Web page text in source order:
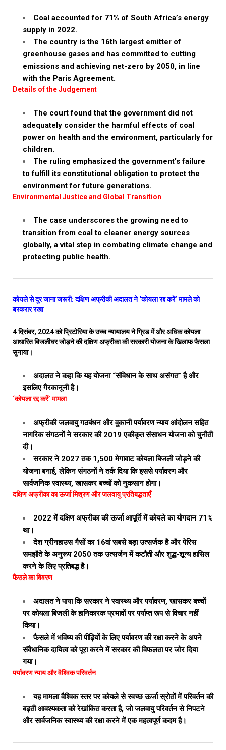
Coal accounted for 71% of South Africa’s energy
supply in 2022.
The country is the 16th largest emitter of
greenhouse gases and has committed to cutting
emissions and achieving net-zero by 2050, in line
with the Paris Agreement.
Details of the Judgement
The court found that the government did not
adequately consider the harmful effects of coal
power on health and the environment, particularly for
children.
The ruling emphasized the government’s failure
to fulfill its constitutional obligation to protect the
environment for future generations.
Environmental Justice and Global Transition
The case underscores the growing need to
transition from coal to cleaner energy sources
globally, a vital step in combating climate change and
protecting public health.
कोयले से दूर जाना जरूरी: दक्षिण अफ्रीकी अदालत ने ‘कोयला रद्द करें’ मामले को
बरकरार रखा
4 दिसंबर, 2024 को प्रिटोरिया के उच्च न्यायालय ने ग्रिड में और अधिक कोयला
आधारित बिजलीघर जोड़ने की दक्षिण अफ्रीका की सरकारी योजना के खिलाफ फैसला
सुनाया।
अदालत ने कहा कि यह योजना “संविधान के साथ असंगत” है और
इसलिए गैरकानूनी है।
‘कोयला रद्द करें’ मामला
अफ्रीकी जलवायु गठबंधन और वुकानी पर्यावरण न्याय आंदोलन सहित
नागरिक संगठनों ने सरकार की 2019 एकीकृत संसाधन योजना को चुनौती
दी।
सरकार ने 2027 तक 1,500 मेगावाट कोयला बिजली जोड़ने की
योजना बनाई, लेकिन संगठनों ने तर्क दिया कि इससे पर्यावरण और
सार्वजनिक स्वास्थ्य, खासकर बच्चों को नुकसान होगा।
दक्षिण अफ्रीका का ऊर्जा मिश्रण और जलवायु प्रतिबद्धताएँ
2022 में दक्षिण अफ्रीका की ऊर्जा आपूर्ति में कोयले का योगदान 71%
था।
देश ग्रीनहाउस गैसों का 16वां सबसे बड़ा उत्सर्जक है और पेरिस
समझौते के अनुरूप 2050 तक उत्सर्जन में कटौती और शुद्ध-शून्य हासिल
करने के लिए प्रतिबद्ध है।
फैसले का विवरण
अदालत ने पाया कि सरकार ने स्वास्थ्य और पर्यावरण, खासकर बच्चों
पर कोयला बिजली के हानिकारक प्रभावों पर पर्याप्त रूप से विचार नहीं
किया।
फैसले में भविष्य की पीढ़ियों के लिए पर्यावरण की रक्षा करने के अपने
संवैधानिक दायित्व को पूरा करने में सरकार की विफलता पर जोर दिया
गया।
पर्यावरण न्याय और वैश्विक परिवर्तन
यह मामला वैश्विक स्तर पर कोयले से स्वच्छ ऊर्जा स्रोतों में परिवर्तन की
बढ़ती आवश्यकता को रेखांकित करता है, जो जलवायु परिवर्तन से निपटने
और सार्वजनिक स्वास्थ्य की रक्षा करने में एक महत्वपूर्ण कदम है।